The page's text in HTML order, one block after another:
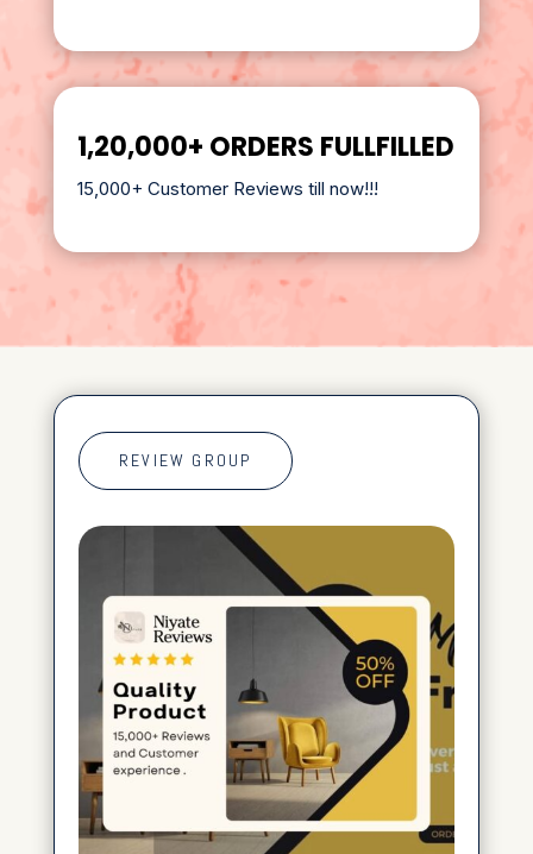
1,20,000+ ORDERS FULLFILLED
15,000+ Customer Reviews till now!!!
REVIEW GROUP